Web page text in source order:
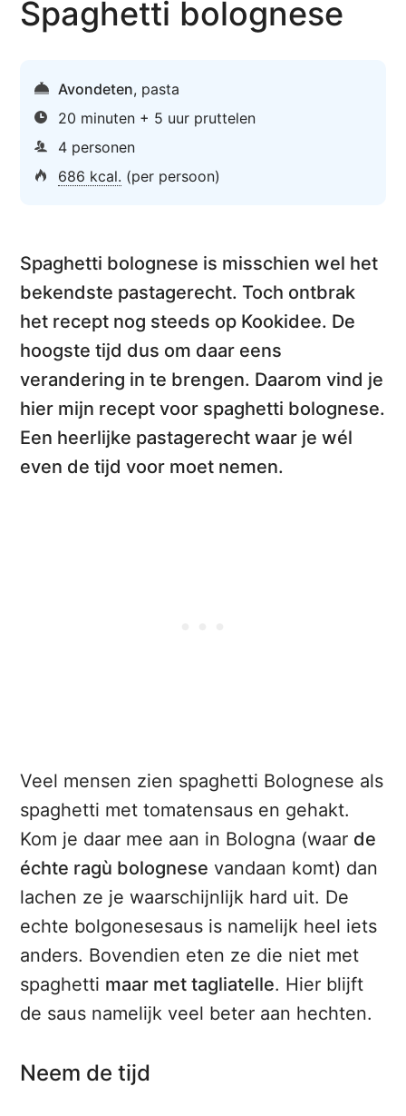
Spaghetti bolognese
Avondeten, pasta
20 minuten + 5 uur pruttelen
4 personen
686 kcal. (per persoon)
Spaghetti bolognese is misschien wel het
bekendste pastagerecht. Toch ontbrak
het recept nog steeds op Kookidee. De
hoogste tijd dus om daar eens
verandering in te brengen. Daarom vind je
hier mijn recept voor spaghetti bolognese.
Een heerlijke pastagerecht waar je wél
even de tijd voor moet nemen.
Veel mensen zien spaghetti Bolognese als
spaghetti met tomatensaus en gehakt.
Kom je daar mee aan in Bologna (waar de
échte ragù bolognese vandaan komt) dan
lachen ze je waarschijnlijk hard uit. De
echte bolgonesesaus is namelijk heel iets
anders. Bovendien eten ze die niet met
spaghetti maar met tagliatelle. Hier blijft
de saus namelijk veel beter aan hechten.
Neem de tijd